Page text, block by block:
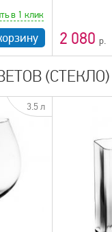
в 1 клик
2 080
(СТЕКЛО)
3.5 л